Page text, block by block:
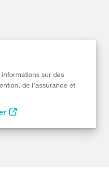
sur des
de l’assurance et